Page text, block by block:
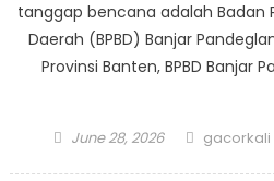
tanggap bencana adalah Badan
Daerah (BPBD) Banjar
Provinsi Banten, BPBD Banjar
Posted
June 28, 2026 Author
gacorkali